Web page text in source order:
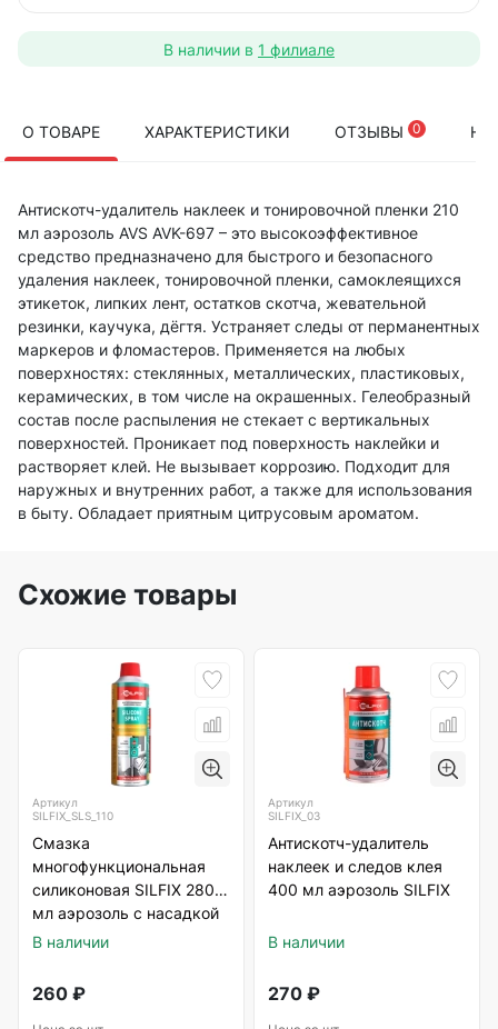
В наличии в 1 филиале
О ТОВАРЕ ХАРАКТЕРИСТИКИ ОТЗЫВЫ 0
Антискотч-удалитель наклеек и тонировочной пленки 210
мл аэрозоль AVS AVK-697 – это высокоэффективное
средство предназначено для быстрого и безопасного
удаления наклеек, тонировочной пленки, самоклеящихся
этикеток, липких лент, остатков скотча, жевательной
резинки, каучука, дёгтя. Устраняет следы от перманентных
маркеров и фломастеров. Применяется на любых
поверхностях: стеклянных, металлических, пластиковых,
керамических, в том числе на окрашенных. Гелеобразный
состав после распыления не стекает с вертикальных
поверхностей. Проникает под поверхность наклейки и
растворяет клей. Не вызывает коррозию. Подходит для
наружных и внутренних работ, а также для использования
в быту. Обладает приятным цитрусовым ароматом.
Схожие товары
Артикул
SILFIX_SLS_110
Смазка
многофункциональная
силиконовая SILFIX 280
мл аэрозоль с насадкой
В наличии
260 ₽
Артикул
SILFIX_03
Антискотч-удалитель
наклеек и следов клея
400 мл аэрозоль SILFIX
В наличии
270 ₽